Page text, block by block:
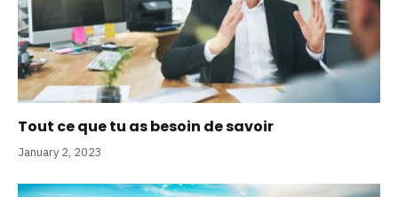
Tout ce que tu as besoin de savoir
January 2, 2023